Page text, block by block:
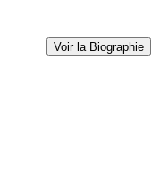
Voir la Biographie